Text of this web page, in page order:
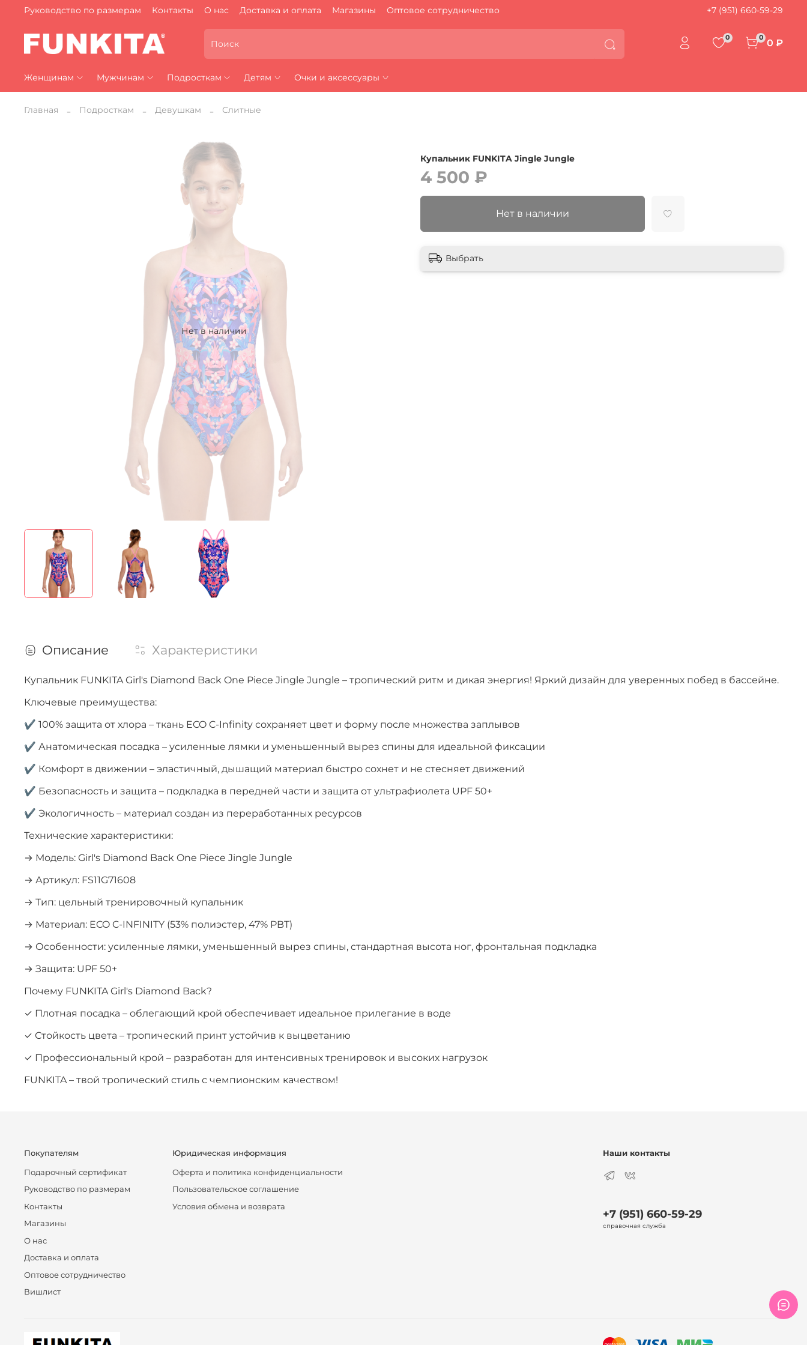
Руководство по размерам Контакты О нас Доставка и оплата Магазины Оптовое сотрудничество +7 (951) 660-59-29
0 0 0 ₽
Женщинам Мужчинам Подросткам Детям Очки и аксессуары
Главная Подросткам Девушкам Слитные
Нет в наличии
Купальник FUNKITA Jingle Jungle
4 500 ₽
Нет в наличии
Выбрать
Описание Характеристики
Купальник FUNKITA Girl's Diamond Back One Piece Jingle Jungle – тропический ритм и дикая энергия! Яркий дизайн для уверенных побед в бассейне.
Ключевые преимущества:
✔ 100% защита от хлора – ткань ECO C-Infinity сохраняет цвет и форму после множества заплывов
✔ Анатомическая посадка – усиленные лямки и уменьшенный вырез спины для идеальной фиксации
✔ Комфорт в движении – эластичный, дышащий материал быстро сохнет и не стесняет движений
✔ Безопасность и защита – подкладка в передней части и защита от ультрафиолета UPF 50+
✔ Экологичность – материал создан из переработанных ресурсов
Технические характеристики:
→ Модель: Girl's Diamond Back One Piece Jingle Jungle
→ Артикул: FS11G71608
→ Тип: цельный тренировочный купальник
→ Материал: ECO C-INFINITY (53% полиэстер, 47% PBT)
→ Особенности: усиленные лямки, уменьшенный вырез спины, стандартная высота ног, фронтальная подкладка
→ Защита: UPF 50+
Почему FUNKITA Girl's Diamond Back?
✓ Плотная посадка – облегающий крой обеспечивает идеальное прилегание в воде
✓ Стойкость цвета – тропический принт устойчив к выцветанию
✓ Профессиональный крой – разработан для интенсивных тренировок и высоких нагрузок
FUNKITA – твой тропический стиль с чемпионским качеством!
Покупателям
Подарочный сертификат
Руководство по размерам
Контакты
Магазины
О нас
Доставка и оплата
Оптовое сотрудничество
Вишлист
Юридическая информация
Оферта и политика конфиденциальности
Пользовательское соглашение
Условия обмена и возврата
Наши контакты
+7 (951) 660-59-29
справочная служба